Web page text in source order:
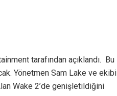
tarafından açıklandı. Bu
Yönetmen Sam Lake ve ekibi
Wake 2’de genişletildiğini